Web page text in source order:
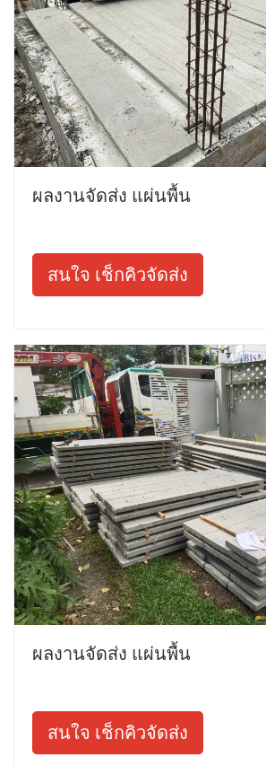
ผลงานจัดส่ง แผ่นพื้น
สนใจ เช็กคิวจัดส่ง
ผลงานจัดส่ง แผ่นพื้น
สนใจ เช็กคิวจัดส่ง